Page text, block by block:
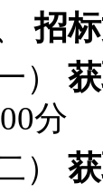
招
）
分
）